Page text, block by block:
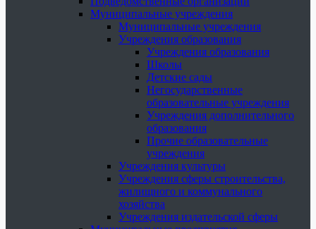
Муниципальные учреждения
Муниципальные учреждения
Учреждения образования
Учреждения образования
Школы
Детские сады
Негосударственные
образовательные учреждения
Учреждения дополнительного
образования
Прочие образовательные
учреждения
Учреждения культуры
Учреждения сферы строительства,
жилищного и коммунального
хозяйства
Учреждения издательской сферы